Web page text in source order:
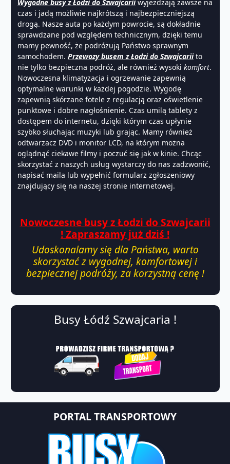
Wygodne busy z Łodzi do Szwajcariiwyjeżdżają zawsze na
czas i jadą możliwie najkrótszą i najbezpieczniejszą
drogą. Nasze auta po każdym powrocie, są dokładnie
sprawdzane pod względem technicznym, dzięki temu
mamy pewność, że podróżują Państwo sprawnym
samochodem. Przewozy busem z Łodzi do Szwajcariito
nie tylko bezpieczna podróż, ale również wysoki komfort.
Nowoczesna klimatyzacja i ogrzewanie zapewnią
optymalne warunki w każdej pogodzie. Wygodę
zapewnią skórzane fotele z regulacją oraz oświetlenie
punktowe i dobre nagłośnienie. Czas umilą tablety z
dostępem do internetu, dzięki którym czas upłynie
szybko słuchając muzyki lub grając. Mamy również
odtwarzacz DVD i monitor LCD, na którym można
oglądnąć ciekawe filmy i poczuć się jak w kinie. Chcąc
skorzystać z naszych usług wystarczy do nas zadzwonić,
napisać maila lub wypełnić formularz zgłoszeniowy
znajdujący się na naszej stronie internetowej.
Nowoczesne busy z Łodzi do Szwajcarii
! Zapraszamy już dziś !
Udoskonalamy się dla Państwa, warto
skorzystać z wygodnej, komfortowej i
bezpiecznej podróży, za korzystną cenę !
Busy Łódź Szwajcaria !
PORTAL TRANSPORTOWY